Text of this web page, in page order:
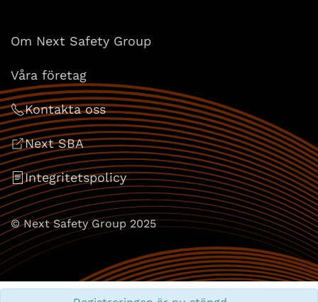
Om Next Safety Group
Våra företag
Kontakta oss
Next SBA
Integritetspolicy
© Next Safety Group 2025